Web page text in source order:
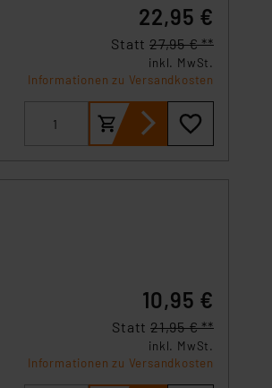
22,95 €
Statt 27,95 € **
inkl. MwSt.
Informationen zu Versandkosten
10,95 €
Statt 21,95 € **
inkl. MwSt.
Informationen zu Versandkosten